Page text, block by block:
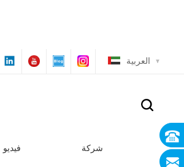
العربية
فيديو شركة